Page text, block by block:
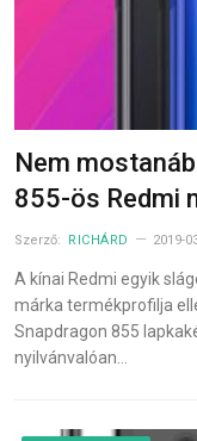
Nem
855-ös Redmi
Szerző: RICHÁRD 2019-
A kínai Redmi egyik
márka termékprofilja
Snapdragon 855
nyilvánvalóan…